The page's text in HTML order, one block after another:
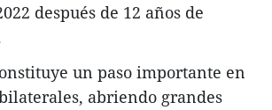
después de 12 años de
un paso importante en
abriendo grandes